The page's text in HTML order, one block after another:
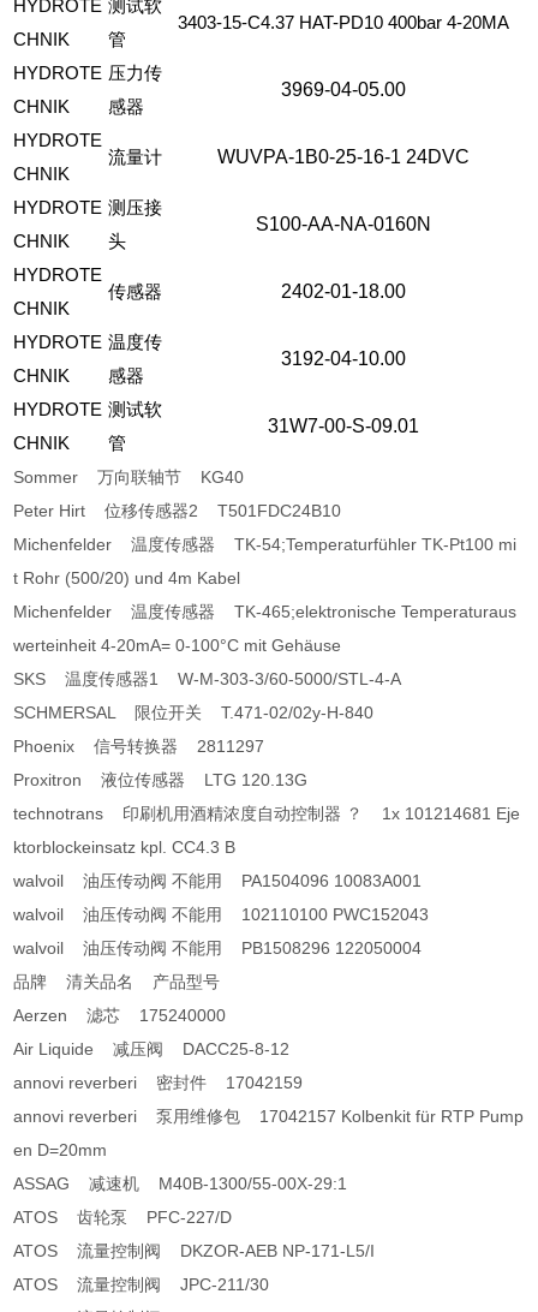
HYDROTE
CHNIK
测试软
管
3403-15-C4.37 HAT-PD10 400bar 4-20MA
HYDROTE
CHNIK
压力传
感器
3969-04-05.00
HYDROTE
CHNIK
流量计 WUVPA-1B0-25-16-1 24DVC
HYDROTE
CHNIK
测压接
头
S100-AA-NA-0160N
HYDROTE
CHNIK
传感器 2402-01-18.00
HYDROTE
CHNIK
温度传
感器
3192-04-10.00
HYDROTE
CHNIK
测试软
管
31W7-00-S-09.01
Sommer 万向联轴节 KG40
Peter Hirt 位移传感器2 T501FDC24B10
Michenfelder 温度传感器 TK-54;Temperaturfühler TK-Pt100 mi
t Rohr (500/20) und 4m Kabel
Michenfelder 温度传感器 TK-465;elektronische Temperaturaus
werteinheit 4-20mA= 0-100°C mit Gehäuse
SKS 温度传感器1 W-M-303-3/60-5000/STL-4-A
SCHMERSAL 限位开关 T.471-02/02y-H-840
Phoenix 信号转换器 2811297
Proxitron 液位传感器 LTG 120.13G
technotrans 印刷机用酒精浓度自动控制器 ？ 1x 101214681 Eje
ktorblockeinsatz kpl. CC4.3 B
walvoil 油压传动阀 不能用 PA1504096 10083A001
walvoil 油压传动阀 不能用 102110100 PWC152043
walvoil 油压传动阀 不能用 PB1508296 122050004
品牌 清关品名 产品型号
Aerzen 滤芯 175240000
Air Liquide 减压阀 DACC25-8-12
annovi reverberi 密封件 17042159
annovi reverberi 泵用维修包 17042157 Kolbenkit für RTP Pump
en D=20mm
ASSAG 减速机 M40B-1300/55-00X-29:1
ATOS 齿轮泵 PFC-227/D
ATOS 流量控制阀 DKZOR-AEB NP-171-L5/I
ATOS 流量控制阀 JPC-211/30